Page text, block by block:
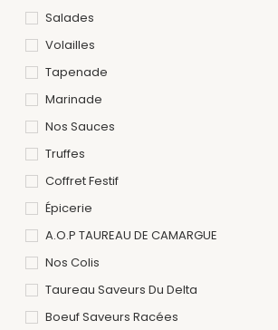
Salades
Volailles
Tapenade
Marinade
Nos Sauces
Truffes
Coffret Festif
Épicerie
A.O.P TAUREAU DE CAMARGUE
Nos Colis
Taureau Saveurs Du Delta
Boeuf Saveurs Racées